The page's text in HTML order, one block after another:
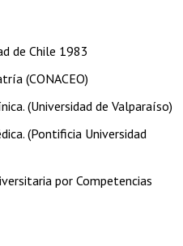
de Chile 1983
(CONACEO)
(Universidad de Valparaíso)
(Pontificia Universidad
por Competencias